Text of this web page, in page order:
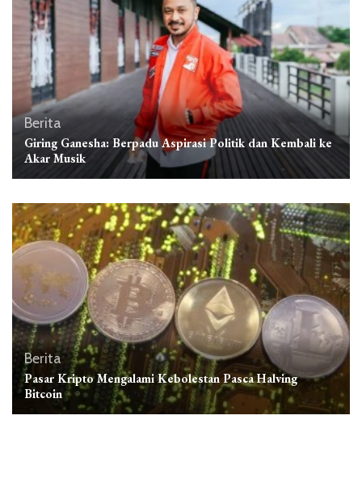
Berita
Giring Ganesha: Berpadu Aspirasi Politik dan Kembali ke
Akar Musik
Berita
Pasar Kripto Mengalami Kebolestan Pasca Halving
Bitcoin